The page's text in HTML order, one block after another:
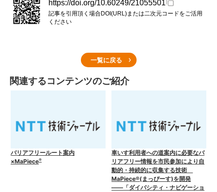
https://doi.org/10.60249/21055501
記事を引用頂く場合DOI(URL)または二次元コードをご活用
ください
一覧に戻る
関連するコンテンツのご紹介
バリアフリールート案内
×MaPiece®
車いす利用者への道案内に必要なバ
リアフリー情報を市民参加により自
動的・持続的に収集する技術
MaPiece®(まっぴーす)を開発
――「ダイバシティ・ナビゲーショ